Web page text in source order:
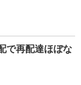
で再配達ほぼな